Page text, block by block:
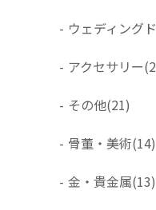
- ウェディング
- アクセサリー
- その他(21)
- 骨董・美術(14)
- 金・貴金属(13)